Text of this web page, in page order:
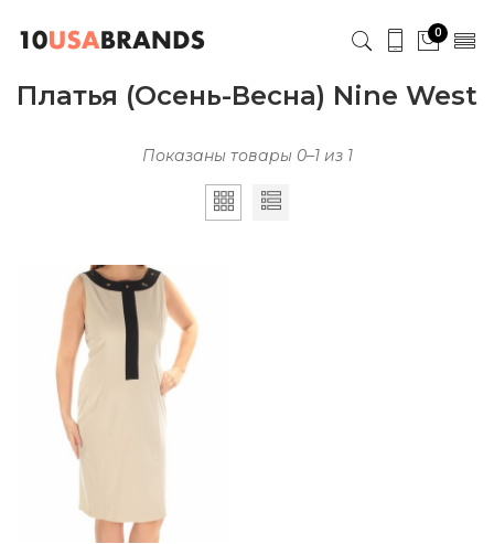
0
Платья (Осень-Весна) Nine West
Показаны товары 0–1 из 1